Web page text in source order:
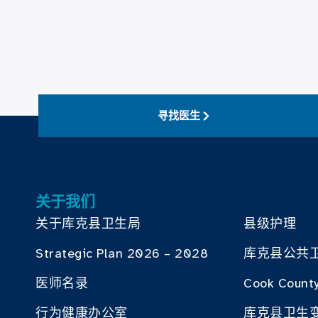
寻找医生
关于我们
关于库克县卫生局
Strategic Plan 2026 – 2028
医师名录
行为健康办公室
县级护理
库克县公共
Cook
库克县卫生